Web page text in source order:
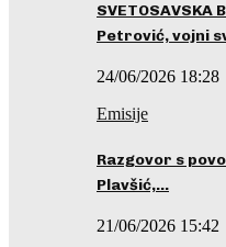
Petrović, vojni
24/06/2026 18:28
Emisije
Razgovor s
Plavšić,…
21/06/2026 15:42